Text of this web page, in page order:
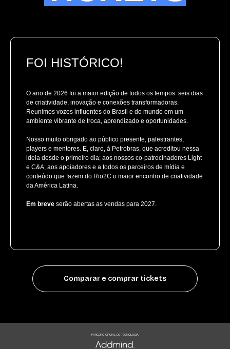
FOI HISTÓRICO!
O ano de 2026 foi a maior edição de todos os tempos: seis dias
de criatividade, inovação e conexões transformadoras.
Reunimos vozes influentes do Brasil e do mundo em um
ambiente vibrante de troca, aprendizado e oportunidades.
Nosso muito obrigado ao público presente, palestrantes,
players e mentores. E, claro, à Petrobras, que acreditou nessa
ideia desde o primeiro dia; aos nossos co-patrocinadores Light
e C&A; aos apoiadores e a todos os parceiros de mídia e
conteúdo que fazem do Rio2C o maior encontro de criatividade
da América Latina.
Em breve serão abertas as vendas para 2027.
Comparar e comprar tickets
PARCEIRO OFICIAL DE TECNOLOGIA